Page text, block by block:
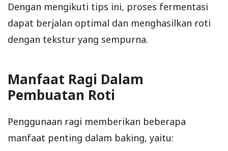
Dengan mengikuti tips ini, proses fermentasi
dapat berjalan optimal dan menghasilkan roti
dengan tekstur yang sempurna.
Manfaat Ragi Dalam
Pembuatan Roti
Penggunaan ragi memberikan beberapa
manfaat penting dalam baking, yaitu: